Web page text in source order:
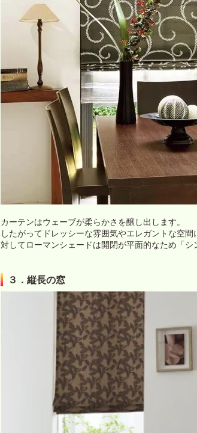
カーテンはウェーブが柔らかさを醸し出します。
したがってドレッシーな雰囲気やエレガントな空間
対してローマンシェードは開閉が平面的なため「
３．縦長の窓